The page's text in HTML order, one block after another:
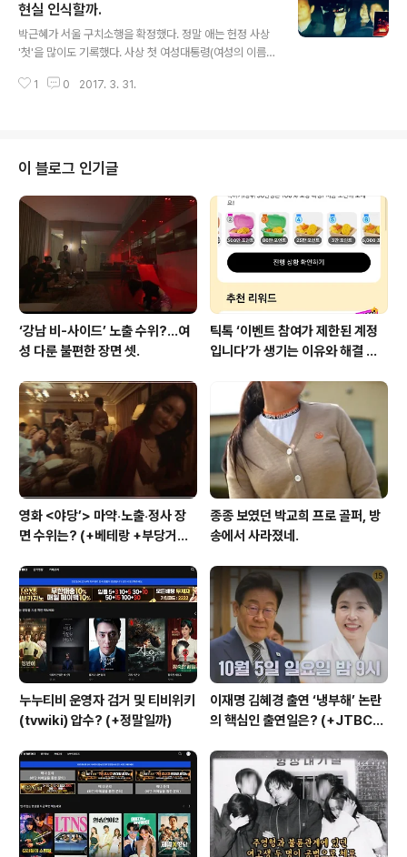
한 개인의 일방적인 발언이 '전 KBS 아나운서'라는 수식어
로 포장되어 전달되는 것은 현직 아나운서들에게는 큰 부
담이자 수치이며, 더욱이 국민의 수신료로 운영되는 공영
방송의 직함을 내건다는 것은 적절치 않은 표현이라 여겨
집니다"라며 다른 호칭을 써달라고 부탁했다. “배현진이
현실 인식할까.
박근혜가 서울 구치소행을 확정했다. 정말 애는 헌정 사상
'첫'을 많이도 기록했다. 사상 첫 여성대통령(여성의 이름을
쨌든 오늘도 꽤 많은 닭이 팔려나갈 거 같다. 국민으로 부터
거론했지만. 박근혜는 대통령감도 아니었다. 또 이명박이
라는 최악(最惡)의 대통령을 악(惡)의 수준으로 강등시킬
정도로 바닥 수준의 국정 운영을 하고 있다. 그런데 이명박
은 그런www.neocross.net 기사를 약간 인용해 보면. ​​
전날 박 전 대통령에 대한 구속 전 피의자심문(영장실질심
사)을 진행..
1 0 2017. 3. 31.
이 블로그 인기글
‘강남 비-사이드’ 노출 수위?…여
성 다룬 불편한 장면 셋.
틱톡 ‘이벤트 참여가 제한된 계정
입니다’가 생기는 이유와 해결 방
영화 <야당’> 마약‧노출‧정사 장
면 수위는? (+베테랑 +부당거래
종종 보였던 박교희 프로 골퍼, 방
송에서 사라졌네.
누누티비 운영자 검거 및 티비위키
(tvwiki) 압수? (+정말일까)
이재명 김혜경 출연 ‘냉부해’ 논란
의 핵심인 출연일은? (+JTBC